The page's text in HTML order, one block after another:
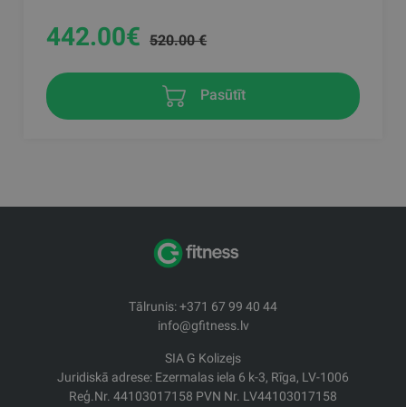
442.00€ 520.00 €
Pasūtīt
Tālrunis: +371 67 99 40 44
info@gfitness.lv
SIA G Kolizejs
Juridiskā adrese: Ezermalas iela 6 k-3, Rīga, LV-1006
Reģ.Nr. 44103017158 PVN Nr. LV44103017158